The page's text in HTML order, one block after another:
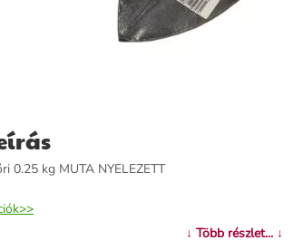
0.25 kg MUTA NYELEZETT
↓ Több részlet... ↓